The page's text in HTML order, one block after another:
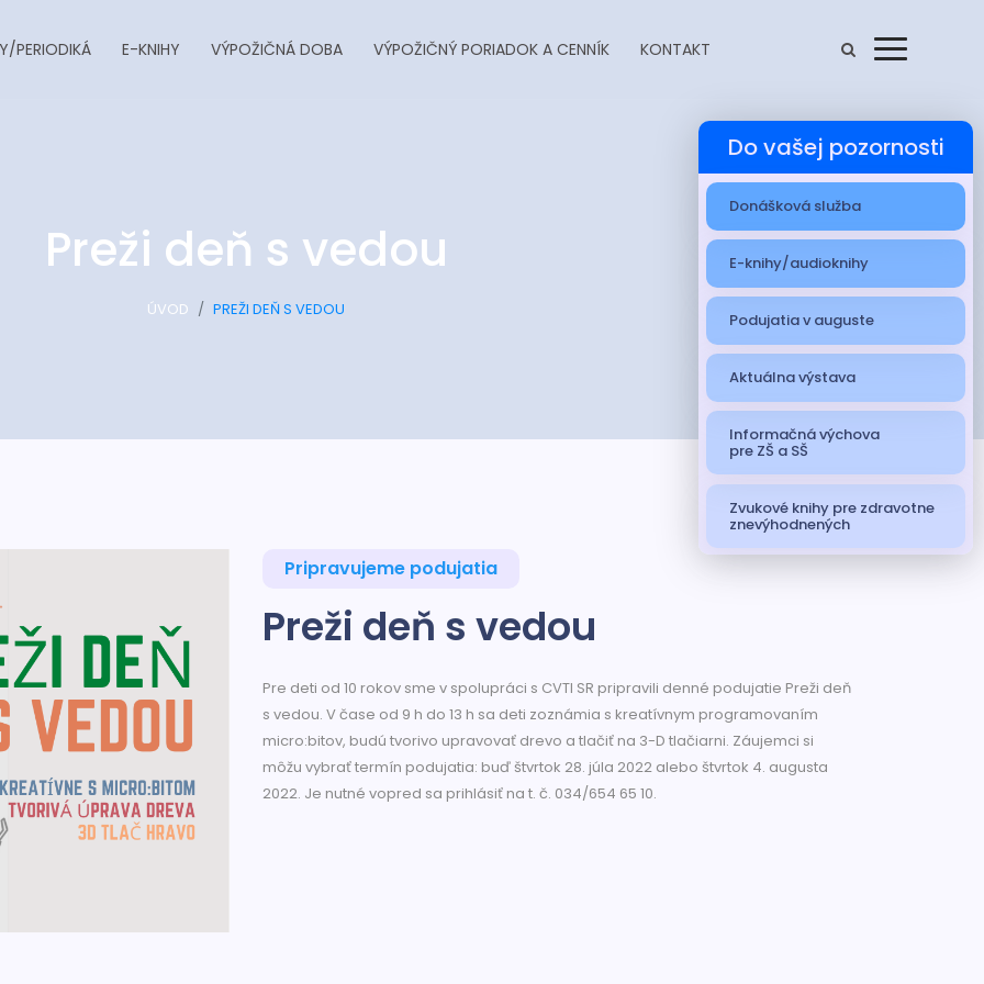
PERIODIKÁ E-KNIHY VÝPOŽIČNÁ DOBA VÝPOŽIČNÝ PORIADOK A CENNÍK KONTAKT
Preži deň s vedou
ÚVOD PREŽI DEŇ S VEDOU
Pripravujeme podujatia
Preži deň s vedou
Pre deti od 10 rokov sme v spolupráci s CVTI SR pripravili denné podujatie Preži deň
s vedou. V čase od 9 h do 13 h sa deti zoznámia s kreatívnym programovaním
micro:bitov, budú tvorivo upravovať drevo a tlačiť na 3-D tlačiarni. Záujemci si
môžu vybrať termín podujatia: buď štvrtok 28. júla 2022 alebo štvrtok 4. augusta
2022. Je nutné vopred sa prihlásiť na t. č. 034/654 65 10.
Do vašej pozornosti
Donášková služba
E-knihy/audioknihy
Podujatia v auguste
Aktuálna výstava
Informačná výchova
pre ZŠ a SŠ
Zvukové knihy pre zdravotne
znevýhodnených